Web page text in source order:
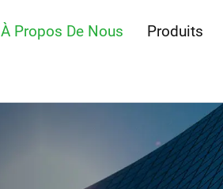
À Propos De Nous Produits